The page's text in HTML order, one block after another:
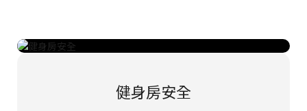
健身房安全